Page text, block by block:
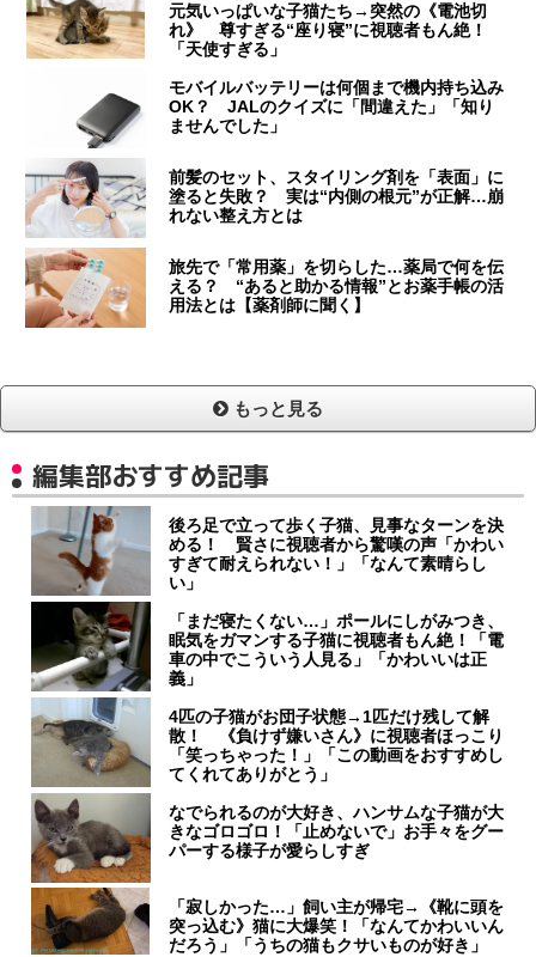
元気いっぱいな子猫たち→突然の《電池切
れ》 尊すぎる“座り寝”に視聴者もん絶！
「天使すぎる」
モバイルバッテリーは何個まで機内持ち込み
OK？ JALのクイズに「間違えた」「知り
ませんでした」
前髪のセット、スタイリング剤を「表面」に
塗ると失敗？ 実は“内側の根元”が正解…崩
れない整え方とは
旅先で「常用薬」を切らした…薬局で何を伝
える？ “あると助かる情報”とお薬手帳の活
用法とは【薬剤師に聞く】
もっと見る
編集部おすすめ記事
後ろ足で立って歩く子猫、見事なターンを決
める！ 賢さに視聴者から驚嘆の声「かわい
すぎて耐えられない！」「なんて素晴らし
い」
「まだ寝たくない…」ポールにしがみつき、
眠気をガマンする子猫に視聴者もん絶！「電
車の中でこういう人見る」「かわいいは正
義」
4匹の子猫がお団子状態→1匹だけ残して解
散！ 《負けず嫌いさん》に視聴者ほっこり
「笑っちゃった！」「この動画をおすすめし
てくれてありがとう」
なでられるのが大好き、ハンサムな子猫が大
きなゴロゴロ！「止めないで」お手々をグー
パーする様子が愛らしすぎ
「寂しかった…」飼い主が帰宅→《靴に頭を
突っ込む》猫に大爆笑！「なんてかわいいん
だろう」「うちの猫もクサいものが好き」